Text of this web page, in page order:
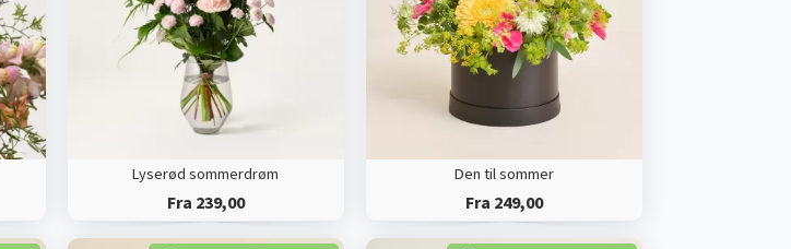
Lyserød sommerdrøm
Fra 239,00
Den til sommer
Fra 249,00